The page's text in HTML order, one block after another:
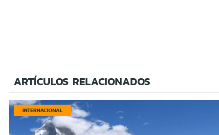
ARTÍCULOS RELACIONADOS
INTERNACIONAL